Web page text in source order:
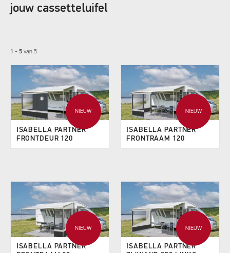
jouw cassetteluifel
1 - 5van 5
NIEUW
ISABELLA PARTNER
FRONTDEUR 120
NIEUW
ISABELLA PARTNER
FRONTRAAM 120
NIEUW
ISABELLA PARTNER
NIEUW
ISABELLA PARTNER